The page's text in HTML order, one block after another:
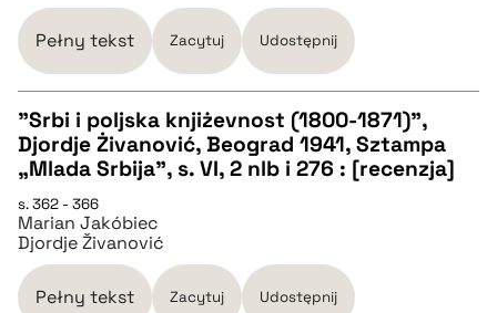
BIBTEX
pobierz cytat
Pełny tekst Zacytuj Udostępnij
CZYSTY TEKST
pobierz cytat
BIBTEX
"Srbi i poljska knjiżevnost (1800-1871)",
Djordje Żivanović, Beograd 1941, Sztampa
„Mlada Srbija”, s. VI, 2 nlb i 276 : [recenzja]
s. 362 - 366
Marian Jakóbiec
Djordje Živanović
Pełny tekst Zacytuj Udostępnij